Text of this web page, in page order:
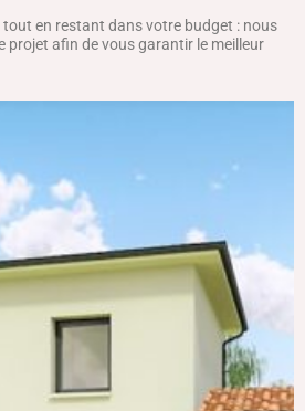
tout en restant dans votre budget : nous
projet afin de vous garantir le meilleur